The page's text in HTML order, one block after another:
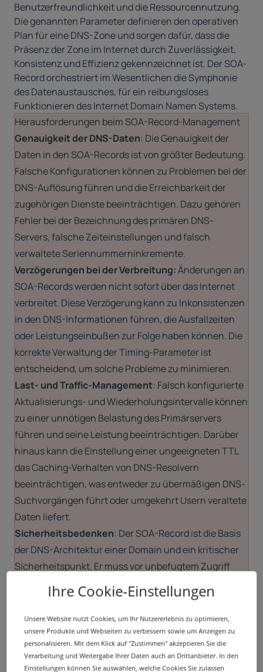
Benutzerfreundlichkeit und die Ressourcennutzung.
Die genannten Parameter definieren den operativen
Plan für eine DNS-Zone und sorgen dafür, dass die
Präsenz der Zone im Internet durch Zuverlässigkeit,
Konsistenz und Effizienz gekennzeichnet ist. Der SOA-
Record orchestriert im Wesentlichen die Symphonie
des Datenaustausches, für ein reibungsloses
Funktionieren des Internet Domain Namen Systems.
Herausforderungen beim SOA-Record-Management
Genauigkeit der DNS-Daten: Die Genauigkeit der
Daten in den SOA-Records ist von größter Bedeutung.
Falsche Konfigurationen können zu Problemen bei der
DNS-Auflösung führen und die Erreichbarkeit der
zugehörigen Dienste beeinträchtigen. Dazu gehören
Fehler bei der Bezeichnung des primären DNS-
Servers, falsche Zeiteinstellungen und falsch
verwaltete Seriennummerninkremente.
Verzögerungen bei der Verbreitung:Änderungen an
SOA-Records werden nicht sofort über das Internet
verbreitet. Diese Verzögerung kann zu Inkonsistenzen
in den DNS-Informationen führen, die Ausfallzeiten
oder Leistungseinbußen zur Folge haben können. Die
korrekte Verwaltung der Timing-Parameter ist
entscheidend, um solche Probleme zu minimieren.
Last- und Traffic-Management: Falsch konfigurierte
Aktualisierungs- und Wiederholungsintervalle können
zu einer unnötigen Belastung des Primärservers
führen und seine Leistung beeinträchtigen. Darüber
hinaus kann die Einstellung einer ungeeigneten TTL
das Caching-Verhalten von DNS-Resolvern
beeinträchtigen, was entweder zu übermäßigen DNS-
Suchvorgängen führt oder umgekehrt Usern veraltete
Daten liefert.
Sicherheitsbedenken: Der SOA-Record ist die Basis
der DNS-Architektur einer Domain und ein kritischer
Sicherheitspunkt. Er muss vor unbefugtem Zugriff
und Änderungen geschützt werden, die weitreichende
Auswirkungen auf die Domain und die damit
verbundenen Dienste haben können.
Best Practice für das SOA-Record-Management
Regelmäßige Audits: Führen Sie Audits von SOA- und
anderenDNS-Recordsdurch, um deren Genauigkeit
Ihre Cookie-Einstellungen
Unsere Website nutzt Cookies, um Ihr Nutzererlebnis zu optimieren,
unsere Produkte und Webseiten zu verbessern sowie um Anzeigen zu
personalisieren. Mit dem Klick auf "Zustimmen" akzeptieren Sie die
Verarbeitung und Weitergabe Ihrer Daten auch an Drittanbieter. In den
Einstellungen können Sie auswählen, welche Cookies Sie zulassen